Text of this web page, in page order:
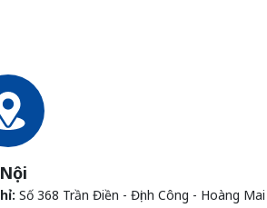
Số 368 Trần Điền - Định Công - Hoàng Mai